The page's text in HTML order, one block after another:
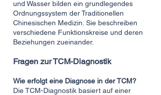
und Wasser bilden ein grundlegendes
Ordnungssystem der Traditionellen
Chinesischen Medizin. Sie beschreiben
verschiedene Funktionskreise und deren
Beziehungen zueinander.
Fragen zur TCM-Diagnostik
Wie erfolgt eine Diagnose in der TCM?
Die TCM-Diagnostik basiert auf einer